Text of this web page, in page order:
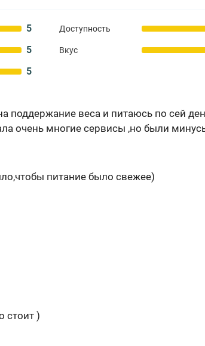
5 Доступность
5 Вкус
5
поддержание веса и питаюсь по сей
очень многие сервисы ,но были
питание было свежее)
стоит )